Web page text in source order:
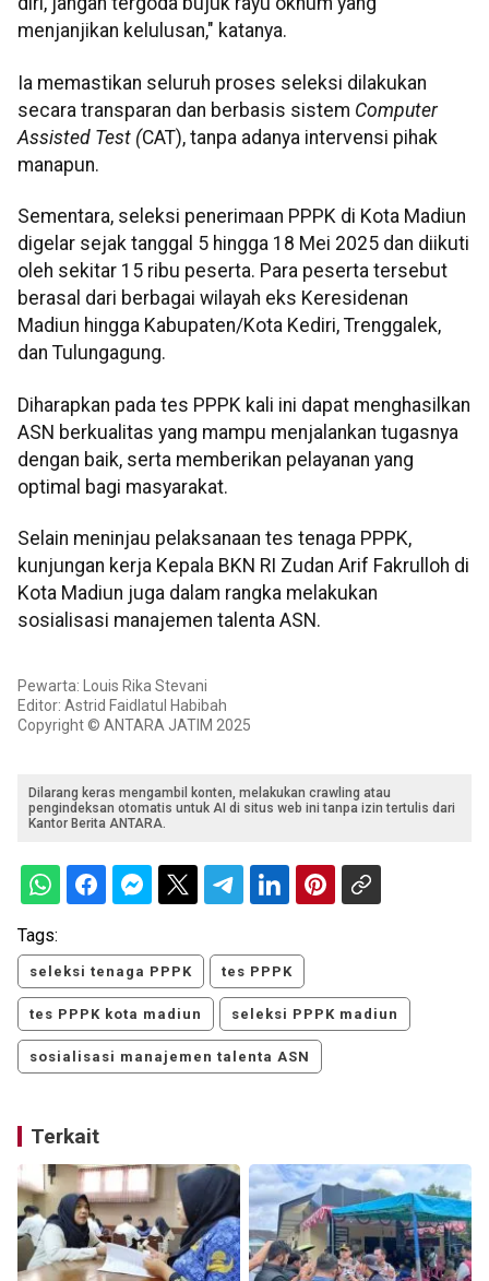
menjanjikan kelulusan," katanya.
Ia memastikan seluruh proses seleksi dilakukan
secara transparan dan berbasis sistem Computer
Assisted Test (CAT), tanpa adanya intervensi pihak
manapun.
Sementara, seleksi penerimaan PPPK di Kota Madiun
digelar sejak tanggal 5 hingga 18 Mei 2025 dan diikuti
oleh sekitar 15 ribu peserta. Para peserta tersebut
berasal dari berbagai wilayah eks Keresidenan
Madiun hingga Kabupaten/Kota Kediri, Trenggalek,
dan Tulungagung.
Diharapkan pada tes PPPK kali ini dapat menghasilkan
ASN berkualitas yang mampu menjalankan tugasnya
dengan baik, serta memberikan pelayanan yang
optimal bagi masyarakat.
Selain meninjau pelaksanaan tes tenaga PPPK,
kunjungan kerja Kepala BKN RI Zudan Arif Fakrulloh di
Kota Madiun juga dalam rangka melakukan
sosialisasi manajemen talenta ASN.
Pewarta: Louis Rika Stevani
Editor: Astrid Faidlatul Habibah
Copyright © ANTARA JATIM 2025
Dilarang keras mengambil konten, melakukan crawling atau
pengindeksan otomatis untuk AI di situs web ini tanpa izin tertulis dari
Kantor Berita ANTARA.
Tags:
seleksi tenaga PPPK tes PPPK
tes PPPK kota madiun seleksi PPPK madiun
sosialisasi manajemen talenta ASN
Terkait